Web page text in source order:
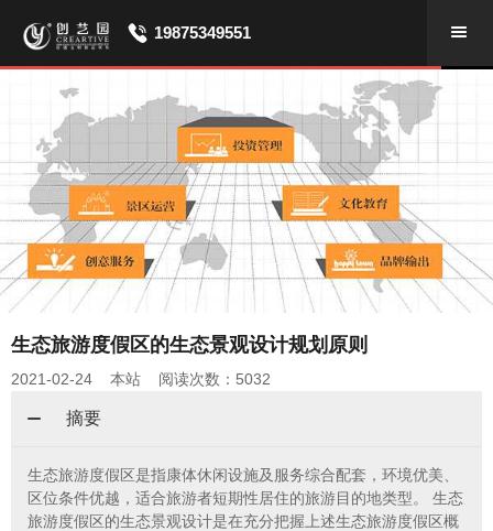
19875349551
生态旅游度假区的生态景观设计规划原则
2021-02-24 本站 阅读次数：5032
摘要
生态旅游度假区是指康体休闲设施及服务综合配套，环境优美、
区位条件优越，适合旅游者短期性居住的旅游目的地类型。 生态
旅游度假区的生态景观设计是在充分把握上述生态旅游度假区概